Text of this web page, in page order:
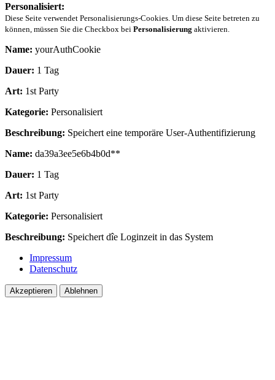
Personalisiert:
Diese Seite verwendet Personalisierungs-Cookies. Um diese Seite betreten zu
können, müssen Sie die Checkbox bei Personalisierung aktivieren.
Name: yourAuthCookie
Dauer: 1 Tag
Art: 1st Party
Kategorie: Personalisiert
Beschreibung: Speichert eine temporäre User-Authentifizierung
Name: da39a3ee5e6b4b0d**
Dauer: 1 Tag
Art: 1st Party
Kategorie: Personalisiert
Beschreibung: Speichert dîe Loginzeit in das System
Impressum
Datenschutz
Akzeptieren Ablehnen